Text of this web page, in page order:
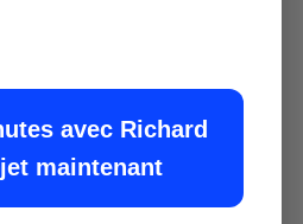
avec Richard
maintenant